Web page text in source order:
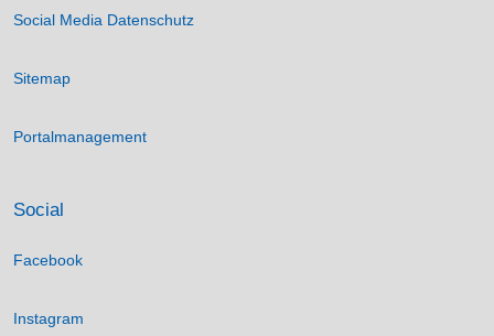
Social Media Datenschutz
Sitemap
Portalmanagement
Social
Facebook
Instagram